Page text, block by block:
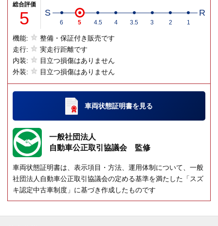
総合評価
5 S R
6 5 4.5 4 3.5 3 2 1
機能:
整備・保証付き販売です
走行:
実走行距離です
内装:
目立つ損傷はありません
外装:
目立つ損傷はありません
車両状態証明書を見る
一般社団法人
自動車公正取引協議会 監修
車両状態証明書は、表示項目・方法、運用体制について、一般
社団法人自動車公正取引協議会の定める基準を満たした「スズ
キ認定中古車制度」に基づき作成したものです